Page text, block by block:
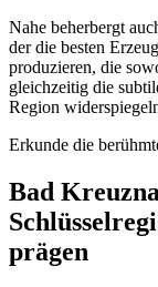
Nahe beherbergt
der die besten
produzieren, die
gleichzeitig die
Region
Erkunde die
Bad
prägen